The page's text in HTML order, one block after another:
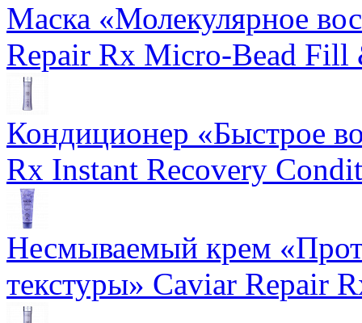
Маска «Молекулярное
Repair Rx Micro-Bead Fill
Кондиционер «Быстрое
Rx Instant Recovery
Несмываемый крем
текстуры» Caviar Repair